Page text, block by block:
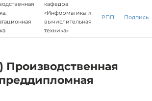
кафедра
«Информатика и
вычислительная
техника»
РПП Подпись
Производственная